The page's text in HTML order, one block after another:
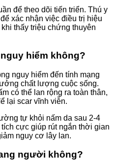
để theo dõi tiến triển. Thú y
xác nhận việc điều trị hiệu
thấy triệu chứng thuyên
hiểm không?
nguy hiểm đến tính mạng
chất lượng cuộc sống.
có thể lan rộng ra toàn thân,
lại scar vĩnh viễn.
tự khỏi nấm da sau 2-4
cực giúp rút ngắn thời gian
nguy cơ lây lan.
người không?